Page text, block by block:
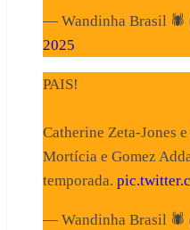
— Wandinha Brasil 🕷️
2025
PAIS!
Catherine Zeta-Jones
Mortícia e Gomez
temporada.
— Wandinha Brasil 🕷️